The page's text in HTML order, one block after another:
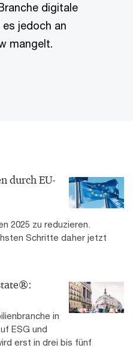
digitale
jedoch an
mangelt.
durch EU-
2025 zu reduzieren.
Schritte daher jetzt
in
ESG und
erst in drei bis fünf